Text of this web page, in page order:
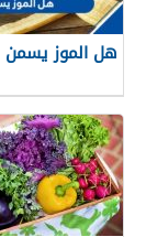
هل الموز يسمن